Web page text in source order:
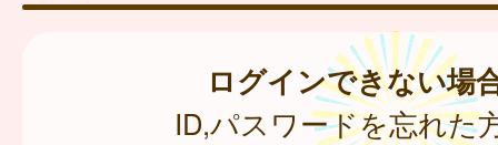
ログインできない場
ID,パスワードを忘れた